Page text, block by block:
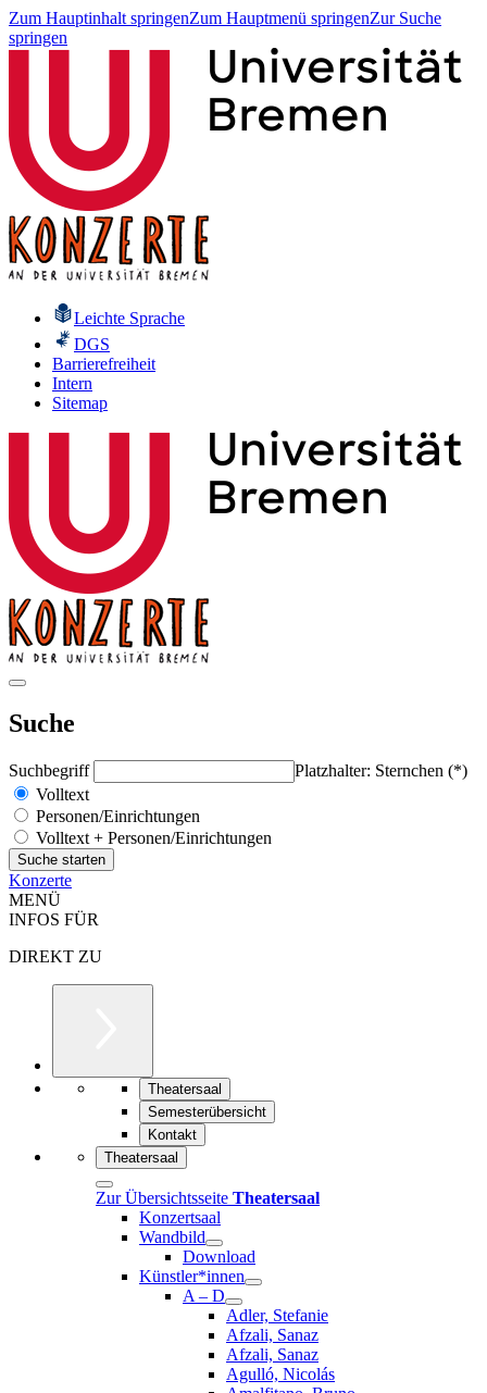
Zum Hauptinhalt springenZum Hauptmenü springenZur Suche
springen
Leichte Sprache
DGS
Barrierefreiheit
Intern
Sitemap
Suche
Suchbegriff
Platzhalter: Sternchen (*)
Volltext
Personen/Einrichtungen
Volltext + Personen/Einrichtungen
Konzerte
MENÜ
INFOS FÜR
DIREKT ZU
Theatersaal
Semesterübersicht
Kontakt
Theatersaal
Zur Übersichtsseite Theatersaal
Konzertsaal
Wandbild
Download
Künstler*innen
A – D
Adler, Stefanie
Afzali, Sanaz
Afzali, Sanaz
Agulló, Nicolás